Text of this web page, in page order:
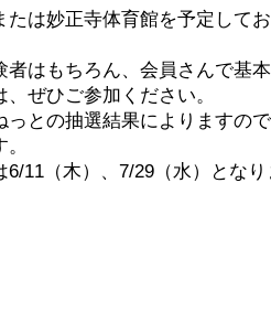
たは妙正寺体育館を予定して
者はもちろん、会員さんで基
ぜひご参加ください。
っとの抽選結果によりますの
6/11（木）、7/29（水）とな